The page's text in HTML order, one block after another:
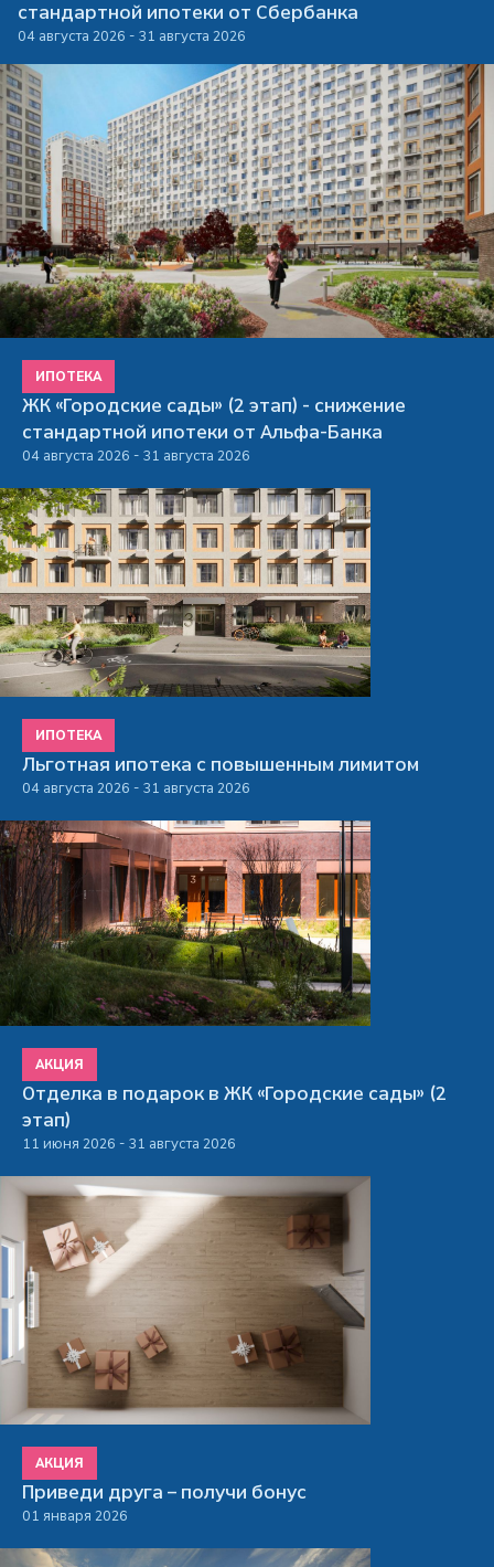
стандартной ипотеки от Сбербанка
04 августа 2026 - 31 августа 2026
ИПОТЕКА
ЖК «Городские сады» (2 этап) - снижение
стандартной ипотеки от Альфа-Банка
04 августа 2026 - 31 августа 2026
ИПОТЕКА
Льготная ипотека с повышенным лимитом
04 августа 2026 - 31 августа 2026
АКЦИЯ
Отделка в подарок в ЖК «Городские сады» (2
этап)
11 июня 2026 - 31 августа 2026
АКЦИЯ
Приведи друга – получи бонус
01 января 2026